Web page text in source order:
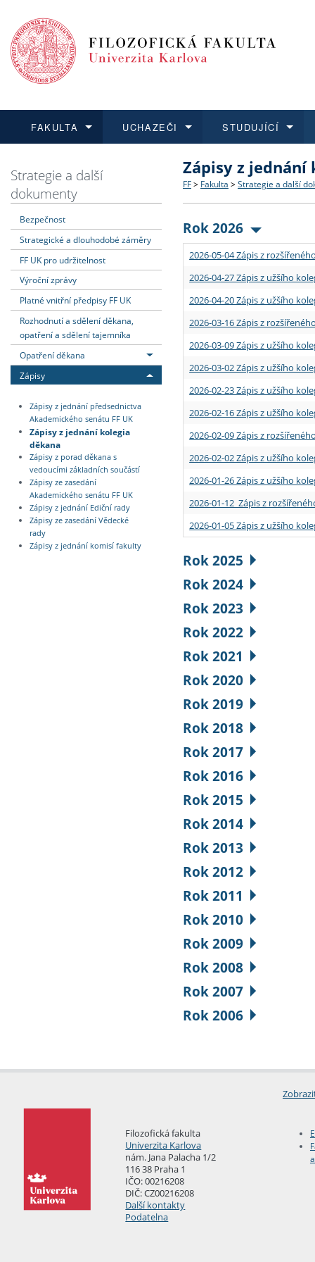
FAKULTA
Dozvědět se více
Struktura a historie
Strategie a další
Podpora a benefity pro
Absolventi fakulty
UCHAZEČI
Podat přihlášku
Co studovat a jak se
Učitelské studijní
Informace k průběhu
STUDUJÍCÍ
Dozvědět se více
Bakalářské a magisterské
Doktorské studium
Rigorózní řízení
Dozvědět se více
O vědě a výzkumu na FF
Akademické kvalifikace
Granty a projekty
Dozvědět se více
Aktuální nabídky a
Vyjíždějící studenti
Přijíždějící studenti
Vyjíždějící zaměstnanci
Strategie a další
dokumenty
Bezpečnost
Strategické a dlouhodobé záměry
FF UK pro udržitelnost
Výroční zprávy
Platné vnitřní předpisy FF UK
Rozhodnutí a sdělení děkana,
opatření a sdělení tajemníka
Opatření děkana
Zápisy
Zápisy z jednání předsednictva
Akademického senátu FF UK
Zápisy z jednání kolegia
děkana
Zápisy z porad děkana s
vedoucími základních součástí
Zápisy ze zasedání
Akademického senátu FF UK
Zápisy z jednání Ediční rady
Zápisy ze zasedání Vědecké
rady
Zápisy z jednání komisí fakulty
Zápisy z jednání
FF > Fakulta > Strategie a další
Rok 2026
2026-05-04 Zápis z
2026-04-27 Zápis z užšího
2026-04-20 Zápis z užšího
2026-03-16 Zápis z
2026-03-09 Zápis z užšího
2026-03-02 Zápis z užšího
2026-02-23 Zápis z užšího
2026-02-16 Zápis z užšího
2026-02-09 Zápis z
2026-02-02 Zápis z užšího
2026-01-26 Zápis z užšího
2026-01-12 Zápis z
2026-01-05 Zápis z užšího
Rok 2025
Rok 2024
Rok 2023
Rok 2022
Rok 2021
Rok 2020
Rok 2019
Rok 2018
Rok 2017
Rok 2016
Rok 2015
Rok 2014
Rok 2013
Rok 2012
Rok 2011
Rok 2010
Rok 2009
Rok 2008
Rok 2007
Rok 2006
Filozofická fakulta
Univerzita Karlova
nám. Jana Palacha 1/2
116 38 Praha 1
IČO: 00216208
DIČ: CZ00216208
Další kontakty
Podatelna